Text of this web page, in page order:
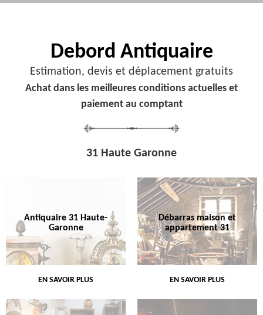
Debord Antiquaire
Estimation, devis et déplacement gratuits
Achat dans les meilleures conditions actuelles et
paiement au comptant
31 Haute Garonne
Antiquaire 31 Haute-
Garonne
EN SAVOIR PLUS
Débarras maison et
appartement 31
EN SAVOIR PLUS